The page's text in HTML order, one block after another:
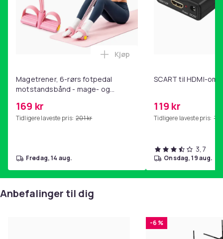
Magetrener, 6-rørs fotpedal
motstandsbånd - mage- og
hjemmegymnastikk Pink
169 kr
Tidligere laveste pris: 201 kr
Legg Magetrener, 6-rørs
Kjøp
fredag, 14 aug.
SCART til HDMI-
119 kr
Tidligere laveste pris:
3,7
onsdag, 19 aug.
Anbefalinger til dig
-6 %